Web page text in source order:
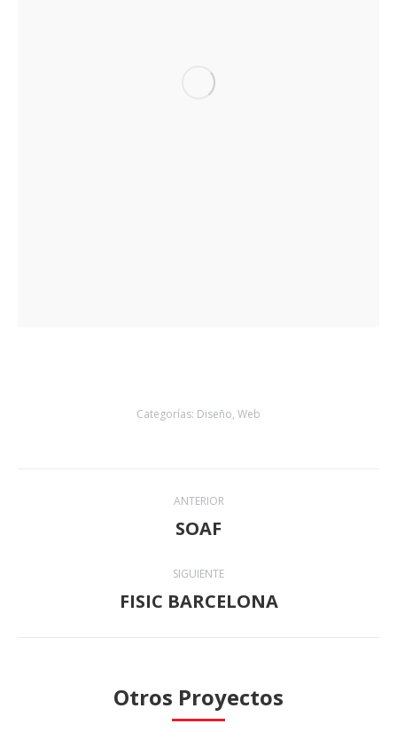
Categorías: Diseño, Web
NavegaciónANTERIOR
Proyecto
SOAF
SIGUIENTE
Proyecto
FISIC BARCELONA
Otros Proyectos